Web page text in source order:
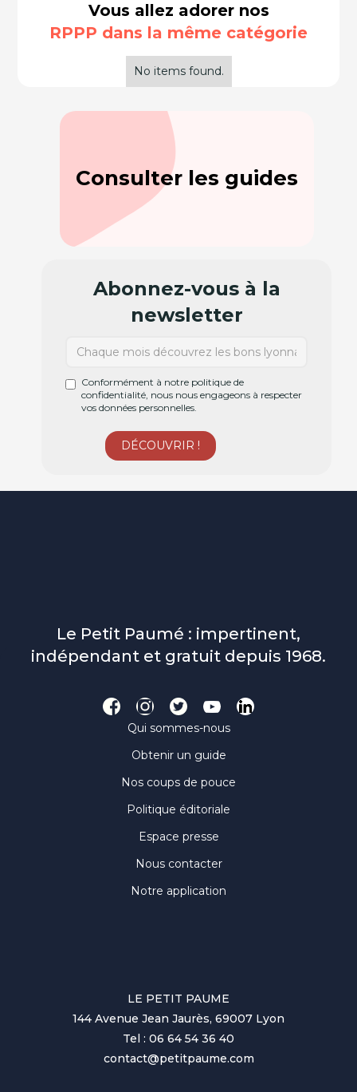
Vous allez adorer nos
RPPP dans la même catégorie
No items found.
Consulter les guides
Abonnez-vous à la
newsletter
Conformément à notre politique de
confidentialité, nous nous engageons à respecter
vos données personnelles.
Le Petit Paumé : impertinent,
indépendant et gratuit depuis 1968.
Qui sommes-nous
Obtenir un guide
Nos coups de pouce
Politique éditoriale
Espace presse
Nous contacter
Notre application
LE PETIT PAUME
144 Avenue Jean Jaurès, 69007 Lyon
Tel : 06 64 54 36 40
contact@petitpaume.com